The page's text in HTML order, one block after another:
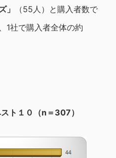
」
（55人）と購入者数で
1社で購入者全体の約
ト１０（n＝307）